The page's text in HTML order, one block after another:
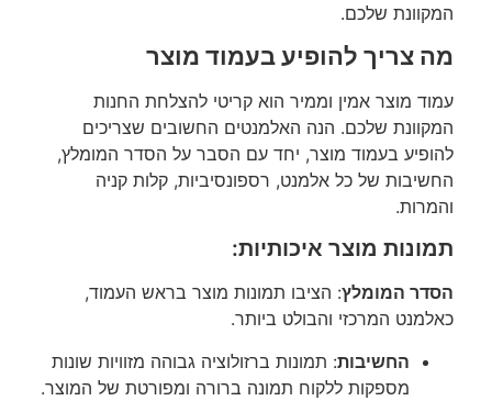
המקוונת שלכם.
מה צריך להופיע בעמוד מוצר
עמוד מוצר אמין וממיר הוא קריטי להצלחת החנות
המקוונת שלכם. הנה האלמנטים החשובים שצריכים
להופיע בעמוד מוצר, יחד עם הסבר על הסדר המומלץ,
החשיבות של כל אלמנט, רספונסיביות, קלות קניה
והמרות.
תמונות מוצר איכותיות:
הסדר המומלץ: הציבו תמונות מוצר בראש העמוד,
כאלמנט המרכזי והבולט ביותר.
החשיבות: תמונות ברזולוציה גבוהה מזוויות שונות
מספקות ללקוח תמונה ברורה ומפורטת של המוצר.